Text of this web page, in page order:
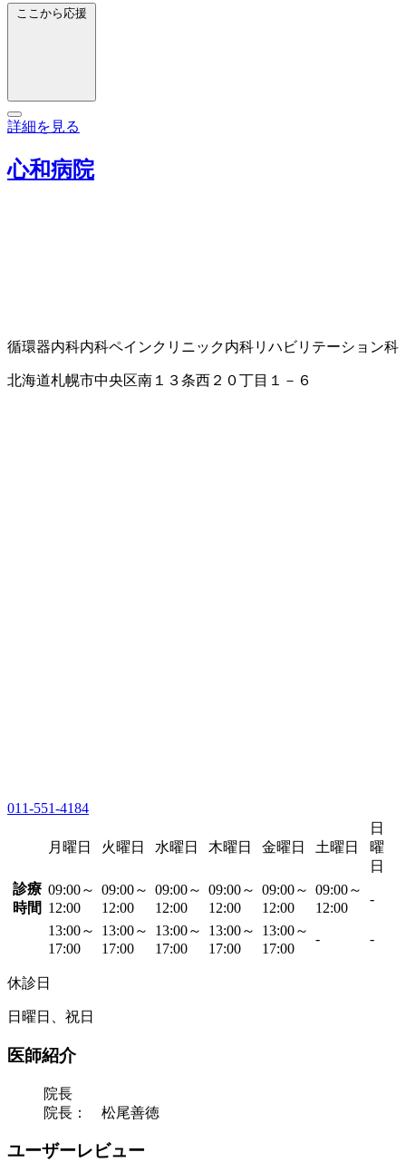
ここから応援
詳細を見る
心和病院
循環器内科内科ペインクリニック内科リハビリテーション科
北海道札幌市中央区南１３条西２０丁目１－６
011-551-4184
月曜日 火曜日 水曜日 木曜日 金曜日 土曜日
日
曜
日
診療
時間
09:00～
12:00
09:00～
12:00
09:00～
12:00
09:00～
12:00
09:00～
12:00
09:00～
12:00
-
13:00～
17:00
13:00～
17:00
13:00～
17:00
13:00～
17:00
13:00～
17:00
- -
休診日
日曜日、祝日
医師紹介
院長
院長： 松尾善徳
ユーザーレビュー